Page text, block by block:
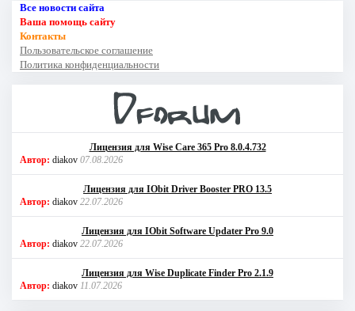
Все новости сайта
Ваша помощь сайту
Контакты
Пользовательское соглашение
Политика конфиденциальности
Лицензия для Wise Care 365 Pro 8.0.4.732
Автор: diakov 07.08.2026
Лицензия для IObit Driver Booster PRO 13.5
Автор: diakov 22.07.2026
Лицензия для IObit Software Updater Pro 9.0
Автор: diakov 22.07.2026
Лицензия для Wise Duplicate Finder Pro 2.1.9
Автор: diakov 11.07.2026